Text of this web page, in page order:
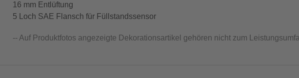
16 mm Entlüftung
5 Loch SAE Flansch für Füllstandssensor
-- Auf Produktfotos angezeigte Dekorationsartikel gehören nicht zum